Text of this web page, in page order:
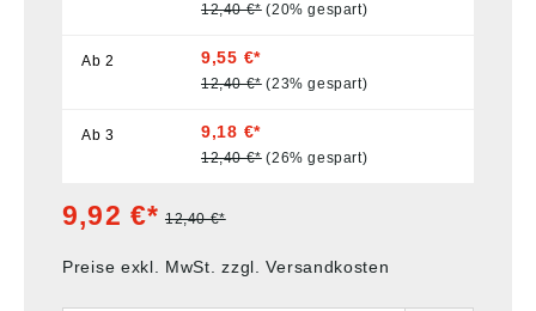
12,40 €* (20% gespart)
Ab 2 9,55 €*
12,40 €* (23% gespart)
Ab 3 9,18 €*
12,40 €* (26% gespart)
9,92 €* 12,40 €*
Preise exkl. MwSt. zzgl. Versandkosten